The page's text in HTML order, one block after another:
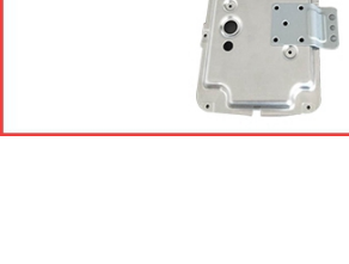
拉伸件与电源外壳
汽车电池弹片